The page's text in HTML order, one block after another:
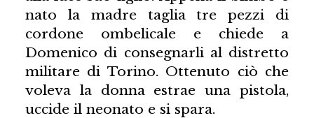
nato la madre taglia tre pezzi di
cordone ombelicale e chiede a
Domenico di consegnarli al distretto
militare di Torino. Ottenuto ciò che
voleva la donna estrae una pistola,
uccide il neonato e si spara.